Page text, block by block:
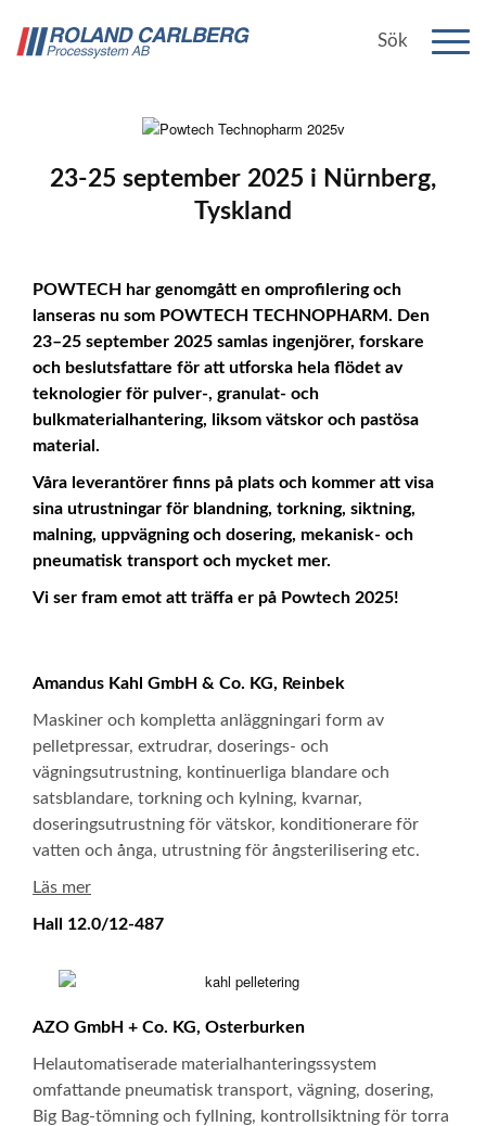
Välkommen till
23-25 september 2025 i Nürnberg,
Tyskland
POWTECH har genomgått en omprofilering och
lanseras nu som POWTECH TECHNOPHARM. Den
23–25 september 2025 samlas ingenjörer, forskare
och beslutsfattare för att utforska hela flödet av
teknologier för pulver‑, granulat‑ och
bulkmaterialhantering, liksom vätskor och pastösa
material.
Våra leverantörer finns på plats och kommer att visa
sina utrustningar för blandning, torkning, siktning,
malning, uppvägning och dosering, mekanisk- och
pneumatisk transport och mycket mer.
Vi ser fram emot att träffa er på Powtech 2025!
Amandus Kahl GmbH & Co. KG, Reinbek
Maskiner och kompletta anläggningari form av
pelletpressar, extrudrar, doserings- och
vägningsutrustning, kontinuerliga blandare och
satsblandare, torkning och kylning, kvarnar,
doseringsutrustning för vätskor, konditionerare för
vatten och ånga, utrustning för ångsterilisering etc.
Läs mer
Hall 12.0/12-487
AZO GmbH + Co. KG, Osterburken
Helautomatiserade materialhanteringssystem
omfattande pneumatisk transport, vägning, dosering,
Big Bag-tömning och fyllning, kontrollsiktning för torra